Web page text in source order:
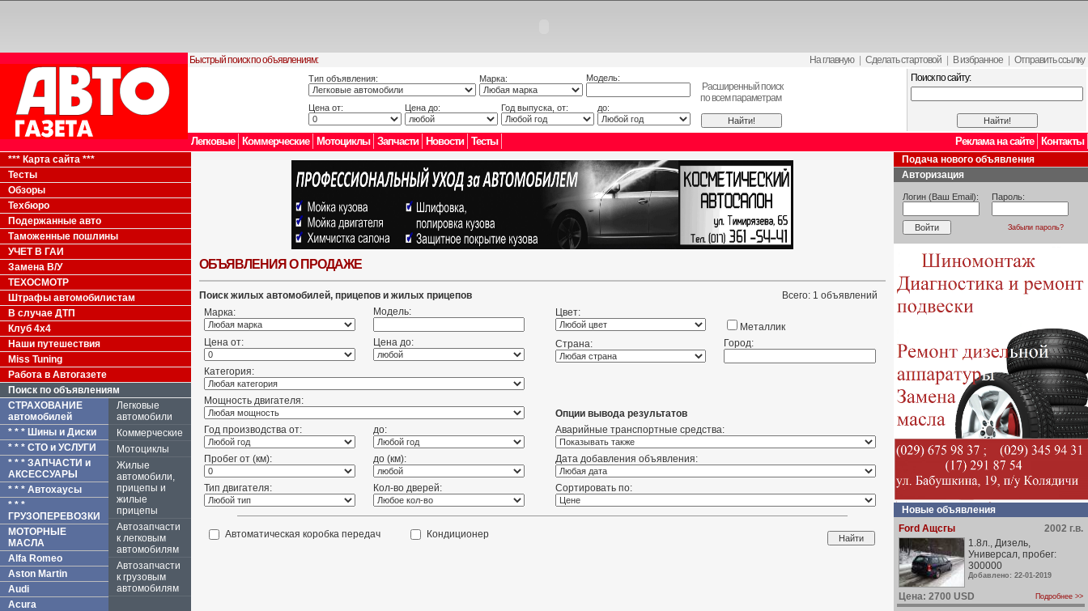
Быстрый поиск по объявлениям: На главную Сделать стартовой В избранное Отправить ссылку
Тип объявления: Марка: Модель:
Расширенный поиск
по всем параметрам
Цена от: Цена до: Год выпуска, от: до:
Поиск по сайту:
Легковые Коммерческие Мотоциклы Запчасти Новости Тесты Контакты
Реклама на сайте
*** Карта сайта ***
Тесты
Обзоры
Техбюро
Подержанные авто
Таможенные пошлины
УЧЕТ В ГАИ
Замена В/У
ТЕХОСМОТР
Штрафы автомобилистам
В случае ДТП
Клуб 4x4
Наши путешествия
Miss Tuning
Работа в Автогазете
Поиск по объявлениям
СТРАХОВАНИЕ
автомобилей
* * * Шины и Диски
* * * СТО и УСЛУГИ
* * * ЗАПЧАСТИ и
АКСЕССУАРЫ
* * * Автохаусы
* * *
ГРУЗОПЕРЕВОЗКИ
МОТОРНЫЕ
МАСЛА
Alfa Romeo
Aston Martin
Audi
Acura
Легковые
автомобили
Коммерческие
Мотоциклы
Жилые
автомобили,
прицепы и
жилые
прицепы
Автозапчасти
к легковым
автомобилям
Автозапчасти
к грузовым
автомобилям
ОБЪЯВЛЕНИЯ О ПРОДАЖЕ
Поиск жилых автомобилей, прицепов и жилых прицепов
Всего: 1 объявлений
Марка:
Модель:
Цена от: Цена до:
Категория:
Мощность двигателя:
Год производства от: до:
Пробег от (км): до (км):
Тип двигателя: Кол-во дверей:
Цвет:
Металлик
Страна:
Город:
Опции вывода результатов
Аварийные транспортные средства:
Дата добавления объявления:
Сортировать по:
Автоматическая коробка передач Кондиционер
Подача нового объявления
Авторизация
Логин (Ваш Email): Пароль:
Забыли пароль?
Новые объявления
Ford Ащсгы
2002 г.в.
1.8л., Дизель,
Универсал, пробег:
300000
Добавлено: 22-01-2019
Цена: 2700 USD Подробнее >>